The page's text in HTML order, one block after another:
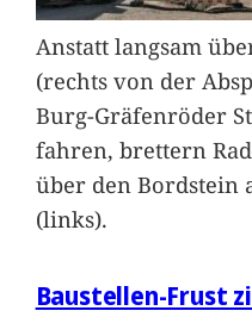
Anstatt langsam
(rechts von der
Burg-Gräfenröder
fahren, brettern
über den Bordstein
(links).
Baustellen-Frust